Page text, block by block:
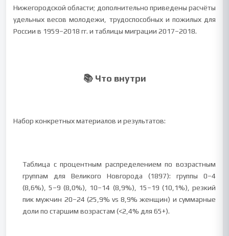
Нижегородской области; дополнительно приведены расчёты
удельных весов молодежи, трудоспособных и пожилых для
России в 1959–2018 гг. и таблицы миграции 2017–2018.
📚 Что внутри
Набор конкретных материалов и результатов:
Таблица с процентным распределением по возрастным
группам для Великого Новгорода (1897): группы 0–4
(8,6%), 5–9 (8,0%), 10–14 (8,9%), 15–19 (10,1%), резкий
пик мужчин 20–24 (25,9% vs 8,9% женщин) и суммарные
доли по старшим возрастам (<2,4% для 65+).